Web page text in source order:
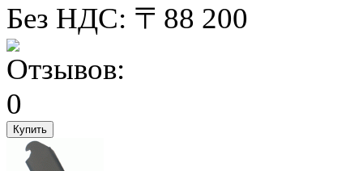
Без НДС: 〒88 200